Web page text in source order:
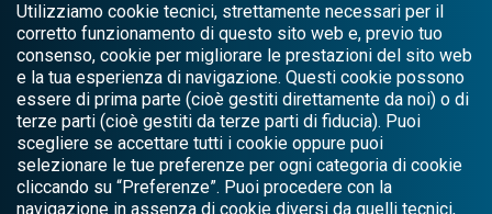
Utilizziamo cookie tecnici, strettamente necessari per il
corretto funzionamento di questo sito web e, previo tuo
consenso, cookie per migliorare le prestazioni del sito web
e la tua esperienza di navigazione. Questi cookie possono
essere di prima parte (cioè gestiti direttamente da noi) o di
terze parti (cioè gestiti da terze parti di fiducia). Puoi
scegliere se accettare tutti i cookie oppure puoi
selezionare le tue preferenze per ogni categoria di cookie
cliccando su “Preferenze”. Puoi procedere con la
navigazione in assenza di cookie diversi da quelli tecnici,